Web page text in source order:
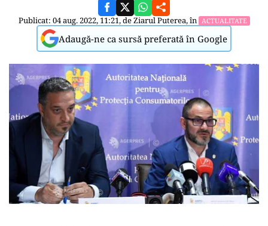
Publicat: 04 aug. 2022, 11:21, deZiarul Puterea, în ACTUALITATE
Adaugă-ne ca sursă preferată în Google